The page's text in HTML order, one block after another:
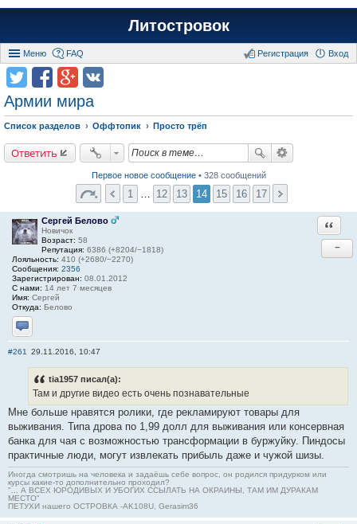
Литостровок
Меню FAQ Вход
Регистрация
Армии мира
Список разделов Оффтопик Просто трёп
Ответить
Первое новое сообщение• 328 сообщений
1 12 13 14 15 16 17
Сергей Белово
Новичок
Возраст: 58
Репутация: 6386 (+8204/−1818)
Лояльность: 410 (+2680/−2270)
Сообщения: 2356
Зарегистрирован: 08.01.2012
С нами: 14 лет 7 месяцев
Имя: Сергей
Откуда: Белово
Отправить личное сообщение
−
#261 29.11.2016, 10:47
tia1957 писал(а):
Там и другие видео есть очень познавательные
Мне больше нравятся ролики, где рекламируют товары для
выживания. Типа дрова по 1,99 долл для выживания или консервная
банка для чая с возможностью трансформации в буржуйку. Пиндосы
практичные люди, могут извлекать прибыль даже и чужой шизы.
Иногда смотришь на человека и задаёшь себе вопрос, он родился придурком или
курсы какие-то дополнительно проходил?
"... А ВСЕХ ЮРОДИВЫХ И УБОГИХ ССЫЛАТЬ НА ОКРАИНЫ, ТАМ ИМ ДУРАКАМ
МЕСТО"
ПЕТУХИ нашего ОСТРОВКА -AK108U, Gerasim36